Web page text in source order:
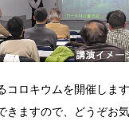
コロキウムを開催しま
きますので、どうぞお